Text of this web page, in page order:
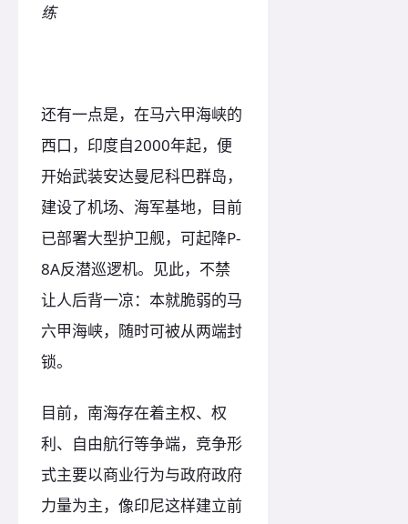
练
还有一点是，在马六甲海峡的
西口，印度自2000年起，便
开始武装安达曼尼科巴群岛，
建设了机场、海军基地，目前
已部署大型护卫舰，可起降P-
8A反潜巡逻机。见此，不禁
让人后背一凉：本就脆弱的马
六甲海峡，随时可被从两端封
锁。
目前，南海存在着主权、权
利、自由航行等争端，竞争形
式主要以商业行为与政府政府
力量为主，像印尼这样建立前